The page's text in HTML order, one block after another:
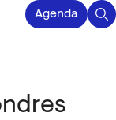
Agenda